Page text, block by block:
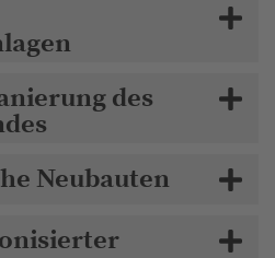
des
Neubauten